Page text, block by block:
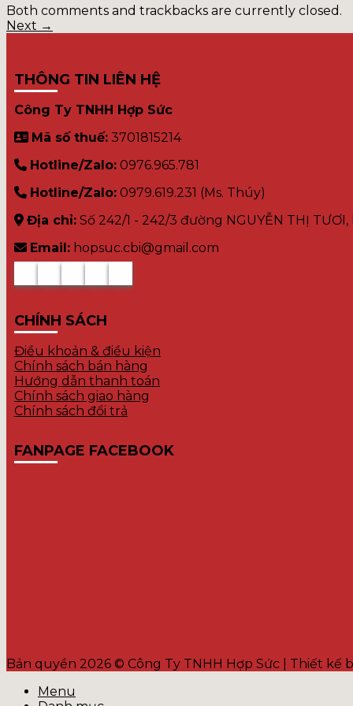
Both comments and trackbacks are currently closed.
Next →
THÔNG TIN LIÊN HỆ
Công Ty TNHH Hợp Sức
Mã số thuế:3701815214
Hotline/Zalo:0976.965.781
Hotline/Zalo:0979.619.231 (Ms. Thúy)
Địa chỉ:Số 242/1 - 242/3 đường NGUYỄN THỊ
Email:hopsuc.cbi@gmail.com
CHÍNH SÁCH
Điều khoản & điều kiện
Chính sách bán hàng
Hướng dẫn thanh toán
Chính sách giao hàng
Chính sách đổi trả
FANPAGE FACEBOOK
Bản quyền 2026 © Công Ty TNHH Hợp Sức | Thiết kế
Menu